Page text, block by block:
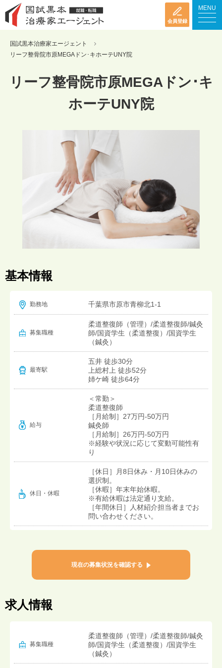
会員登録
MENU
国試黒本治療家エージェント
リーフ整骨院市原MEGAドン･キホーテUNY院
リーフ整骨院市原MEGAドン･キ
ホーテUNY院
基本情報
勤務地 千葉県市原市青柳北1-1
募集職種
柔道整復師（管理）/柔道整復師/鍼灸
師/国資学生（柔道整復）/国資学生
（鍼灸）
最寄駅
五井 徒歩30分
上総村上 徒歩52分
姉ケ崎 徒歩64分
給与
＜常勤＞
柔道整復師
［月給制］27万円‐50万円
鍼灸師
［月給制］26万円‐50万円
※経験や状況に応じて変動可能性有
り
休日・休暇
［休日］月8日休み・月10日休みの
選択制。
［休暇］年末年始休暇。
※有給休暇は法定通り支給。
［年間休日］人材紹介担当者までお
問い合わせください。
現在の募集状況を確認する
求人情報
募集職種
柔道整復師（管理）/柔道整復師/鍼灸
師/国資学生（柔道整復）/国資学生
（鍼灸）